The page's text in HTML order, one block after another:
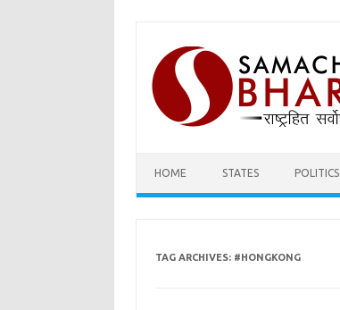
content
HOME STATES POLITICS
TAG ARCHIVES: #HONGKONG